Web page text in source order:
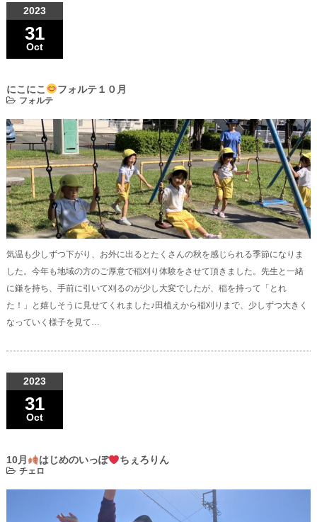
2023
31
Oct
にこにこ フォルテ１０月
フォルテ
気温も少しずつ下がり、お外に出るとたくさんの秋を感じられる季節になりま
した。今年も地域の方のご厚意で稲刈り体験をさせて頂きました。先生と一緒
に鎌を持ち、手前に引いて刈るのが少し大変でしたが、稲を持って「とれ
た！」と嬉しそうに見せてくれました♪田植えから稲刈りまで、少しずつ大きく
なっていく様子を見て…
2023
31
Oct
10月 はじめのいっぽ ちぇろりん
チェロ